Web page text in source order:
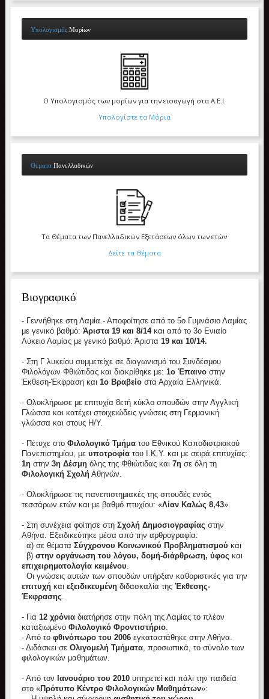
Υπολογισμός Μορίων
Ο Υπολογισμός των μορίων για την εισαγωγή στα Α.Ε.Ι.
Υπολογίστε τα Μόρια
Θέματα Πανελλαδικών
Τα Θέματα των Πανελλαδικών Εξετάσεων όλων των ετών
Δείτε τα Θέματα
Βιογραφικό
- Γεννήθηκε στη Λαμία.- Αποφοίτησε από το 5ο Γυμνάσιο Λαμίας
με γενικό βαθμό: Άριστα 19 και 8/14 και από το 3ο Ενιαίο
Λύκειο Λαμίας με γενικό βαθμό: Άριστα 19 και 10/14.
- Στη Γ λυκείου συμμετείχε σε διαγωνισμό του Συνδέσμου
Φιλολόγων Φθιώτιδας και διακρίθηκε με: 1ο Έπαινοστην
Έκθεση-Έκφραση και 1ο Βραβείοστα Αρχαία Ελληνικά.
- Ολοκλήρωσε με επιτυχία 8ετή κύκλο σπουδών στην Αγγλική
Γλώσσα και κατέχει στοιχειώδεις γνώσεις στη Γερμανική
γλώσσα και στους Η/Υ.
- Πέτυχε στο Φιλολογικό Τμήματου Εθνικού Καποδιστριακού
Πανεπιστημίου, με υποτροφίατου Ι.Κ.Υ. και με σειρά επιτυχίας:
1ηστην 3η Δέσμηόλης της Φθιώτιδας και7ησε όλη τη
Φιλολογική ΣχολήΑθηνών.
- Ολοκλήρωσε τις πανεπιστημιακές της σπουδές εντός
τεσσάρων ετών και με βαθμό πτυχίου: «Λίαν Καλώς 8,43».
- Στη συνέχεια φοίτησε στη Σχολή Δημοσιογραφίας στην
Αθήνα. Εξειδικεύτηκε μέσα από την αρθρογραφία:
α) σε θέματα Σύγχρονου Κοινωνικού Προβληματισμού και
β) στην οργάνωση του λόγου, δομή-διάρθρωση, ύφος και
επιχειρηματολογία κειμένου.
Οι γνώσεις αυτών των σπουδών υπήρξαν καθοριστικές για την
επιτυχήκαι εξειδικευμένη διδασκαλία της Έκθεσης-
Έκφρασης.
- Για 12 χρόνιαδιατήρησε στην πόλη της Λαμίας το πλέον
καταξιωμένο Φιλολογικό Φροντιστήριο.
- Από το φθινόπωρο του 2006εγκαταστάθηκε στην Αθήνα.
- Διδάσκει σε Ολιγομελή Τμήματα, προσωπικά, το σύνολο των
φιλολογικών μαθημάτων.
- Από τον Ιανουάριο του 2010υπηρετεί και πάλι την παιδεία
στο «Πρότυπο Κέντρο Φιλολογικών Μαθημάτων»: